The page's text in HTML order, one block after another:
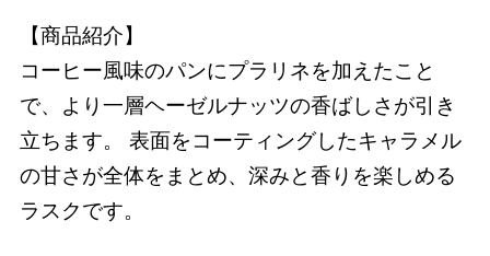
【商品紹介】
コーヒー風味のパンにプラリネを加えたこと
で、より一層ヘーゼルナッツの香ばしさが引き
立ちます。 表面をコーティングしたキャラメル
の甘さが全体をまとめ、深みと香りを楽しめる
ラスクです。